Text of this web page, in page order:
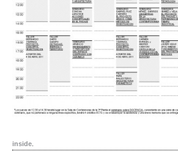
inside